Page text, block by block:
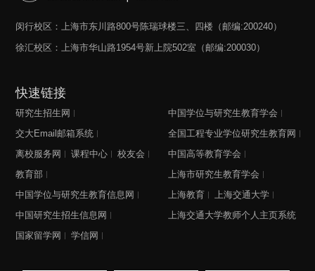
闵行校区：上海市东川路800号陈瑞球楼三、四楼（邮编:200240）
徐汇校区：上海市华山路1954号新上院502室（邮编:200030）
快速链接
研究生招生网
交大Email邮箱系统
离校服务网
课程中心
校友会
教育部
中国学位与研究生教育信息网
中国研究生招生信息网
国家留学网
学信网
中国学位与研究生教育学会
全国工程专业学位研究生教育网
中国高等教育学会
上海市研究生教育学会
上海教育
上海交通大学
上海交通大学教师个人主页系统